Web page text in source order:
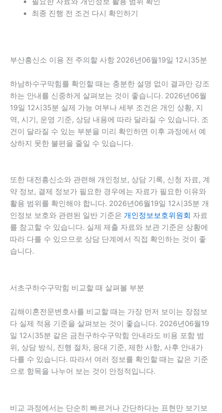
최종 진행 전 조건 다시 확인하기
부산흥신소 이용 전 주의할 사항 2026년06월19일 12시35분
하남하수구막힘를 확인할 때는 충분한 설명 없이 결과만 강조
하는 안내를 신중하게 살펴보는 것이 좋습니다. 2026년06월
19일 12시35분 실제 가능 여부나 세부 조건은 개인 상황, 지
역, 시기, 운영 기준, 상담 내용에 따라 달라질 수 있습니다. 조
건이 달라질 수 있는 부분을 미리 확인하면 이후 과정에서 예
상하지 못한 불편을 줄일 수 있습니다.
또한 대전흥신소와 관련해 개인정보, 상담 기록, 신청 자료, 계
약 정보, 결제 정보가 필요한 경우에는 자료가 필요한 이유와
활용 범위를 확인해야 합니다. 2026년06월19일 12시35분 개
인정보 보호와 관련된 일반 기준은 개인정보보호위원회 자료
를 참고할 수 있습니다. 실제 제출 자료와 보관 기준은 상황에
따라 다를 수 있으므로 상담 단계에서 직접 확인하는 것이 좋
습니다.
서초구하수구막힘 비교할 때 살펴볼 부분
김해이혼전문변호사를 비교할 때는 가장 먼저 보이는 장점보
다 실제 적용 기준을 살펴보는 것이 좋습니다. 2026년06월19
일 12시35분 같은 금천구하수구막힘 안내라도 비용 포함 범
위, 상담 방식, 진행 절차, 응대 기준, 제한 사항, 사후 안내가
다를 수 있습니다. 따라서 여러 정보를 확인할 때는 같은 기준
으로 항목을 나누어 보는 것이 안정적입니다.
비교 과정에서는 단순히 빠르거나 간단하다는 표현만 보기보